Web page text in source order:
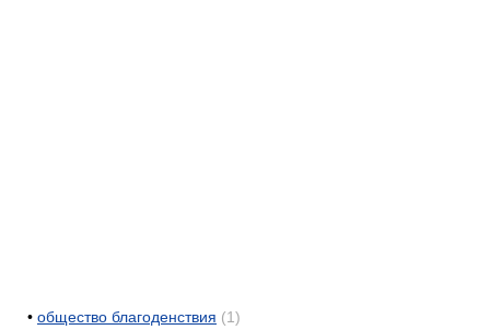
• общество благоденствия (1)